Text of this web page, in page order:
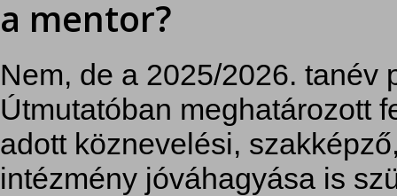
a mentor?
Nem, de a 2025/2026. tanév
Útmutatóban meghatározott
adott köznevelési,
intézmény jóváhagyása is